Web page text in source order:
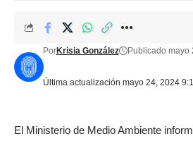
Última actualización mayo 24, 2024
PorKrisia González Publicado mayo
El Ministerio de Medio Ambiente